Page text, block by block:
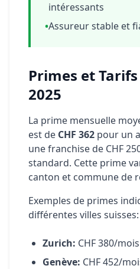
intéressants
•Assureur stable et
Primes et
2025
La prime mensuelle
est de CHF 362 pour un
une franchise de CHF
standard. Cette prime
canton et commune de
Exemples de primes
différentes villes suisses:
Zurich: CHF 380/
Genève: CHF 452/